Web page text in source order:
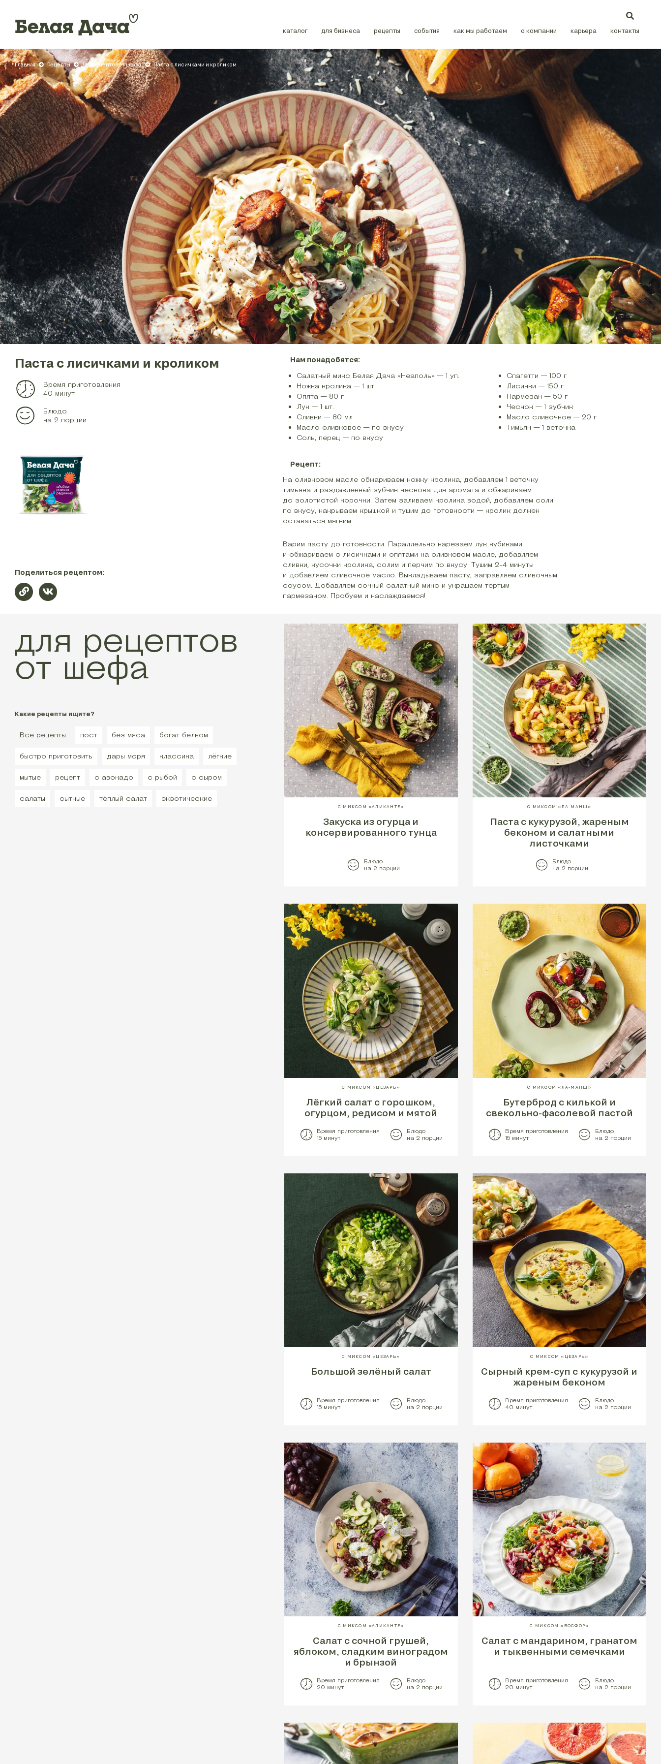
каталог для бизнеса рецепты события как мы работаем о компании карьера контакты
Главная Рецепты Для рецептов от шефа Паста с лисичками и кроликом
Паста с лисичками и кроликом
Время приготовления
40 минут
Блюдо
на 2 порции
Поделиться рецептом:
Нам понадобятся:
Салатный микс Белая Дача «Неаполь» — 1 уп.
Спагетти — 100 г
Ножка кролика — 1 шт.
Лисички — 150 г
Опята — 80 г
Пармезан — 50 г
Лук — 1 шт.
Чеснок — 1 зубчик
Сливки — 80 мл
Масло сливочное — 20 г
Масло оливковое — по вкусу
Тимьян — 1 веточка
Соль, перец — по вкусу
Рецепт:
На оливковом масле обжариваем ножку кролика, добавляем 1 веточку
тимьяна и раздавленный зубчик чеснока для аромата и обжариваем
до золотистой корочки. Затем заливаем кролика водой, добавляем соли
по вкусу, накрываем крышкой и тушим до готовности — кролик должен
оставаться мягким.
Варим пасту до готовности. Параллельно нарезаем лук кубиками
и обжариваем с лисичками и опятами на оливковом масле, добавляем
сливки, кусочки кролика, солим и перчим по вкусу. Тушим 2-4 минуты
и добавляем сливочное масло. Выкладываем пасту, заправляем сливочным
соусом. Добавляем сочный салатный микс и украшаем тёртым
пармезаном. Пробуем и наслаждаемся!
для рецептов
от шефа
Какие рецепты ищите?
Все рецепты пост без мяса богат белком
быстро приготовить дары моря классика лёгкие
мытые рецепт с авокадо с рыбой с сыром
салаты сытные тёплый салат экзотические
С МИКСОМ «АЛИКАНТЕ»
Закуска из огурца и
консервированного тунца
Блюдо
на 2 порции
С МИКСОМ «ЛА-МАНШ»
Паста с кукурузой, жареным
беконом и салатными
листочками
Блюдо
на 2 порции
С МИКСОМ «ЦЕЗАРЬ»
Лёгкий салат с горошком,
огурцом, редисом и мятой
Время приготовления
15 минут
Блюдо
на 2 порции
С МИКСОМ «ЛА-МАНШ»
Бутерброд с килькой и
свекольно-фасолевой пастой
Время приготовления
15 минут
Блюдо
на 2 порции
С МИКСОМ «ЦЕЗАРЬ»
Большой зелёный салат
Время приготовления
15 минут
Блюдо
на 2 порции
С МИКСОМ «ЦЕЗАРЬ»
Сырный крем-суп с кукурузой и
жареным беконом
Время приготовления
40 минут
Блюдо
на 2 порции
С МИКСОМ «АЛИКАНТЕ»
Салат с сочной грушей,
яблоком, сладким виноградом
и брынзой
Время приготовления
20 минут
Блюдо
на 2 порции
С МИКСОМ «БОСФОР»
Салат c мандарином, гранатом
и тыквенными семечками
Время приготовления
20 минут
Блюдо
на 2 порции